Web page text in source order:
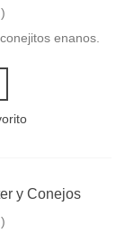
enanos.
y Conejos